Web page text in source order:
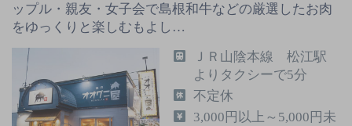
ップル・親友・女子会で島根和牛などの厳選したお肉
をゆっくりと楽しむもよし…
ＪＲ山陰本線 松江駅
よりタクシーで5分
不定休
3,000円以上～5,000円未